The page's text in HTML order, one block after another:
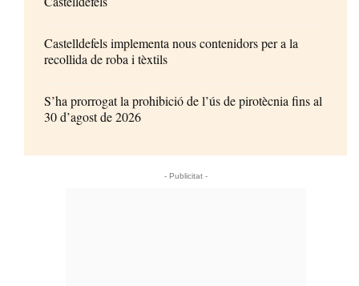
Castelldefels implementa nous contenidors per a la
recollida de roba i tèxtils
S’ha prorrogat la prohibició de l’ús de pirotècnia fins al
30 d’agost de 2026
- Publicitat -